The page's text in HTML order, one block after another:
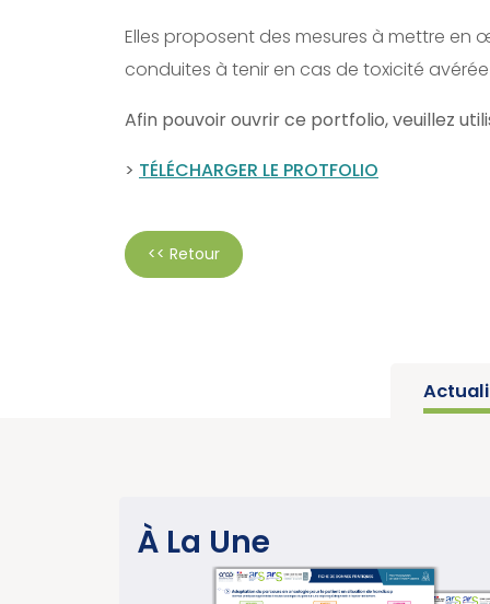
Elles proposent des mesures à mettre en
conduites à tenir en cas de toxicité avérée
Afin pouvoir ouvrir ce portfolio, veuillez
> TÉLÉCHARGER LE PROTFOLIO
<< Retour
À La Une
Parution du
année
cancers »